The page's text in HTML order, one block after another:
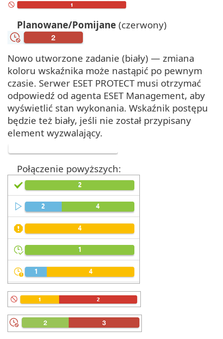
Planowane/Pomijane (czerwony)
Nowo utworzone zadanie (biały) — zmiana
koloru wskaźnika może nastąpić po pewnym
czasie. Serwer ESET PROTECT musi otrzymać
odpowiedź od agenta ESET Management, aby
wyświetlić stan wykonania. Wskaźnik postępu
będzie też biały, jeśli nie został przypisany
element wyzwalający.
Połączenie powyższych: